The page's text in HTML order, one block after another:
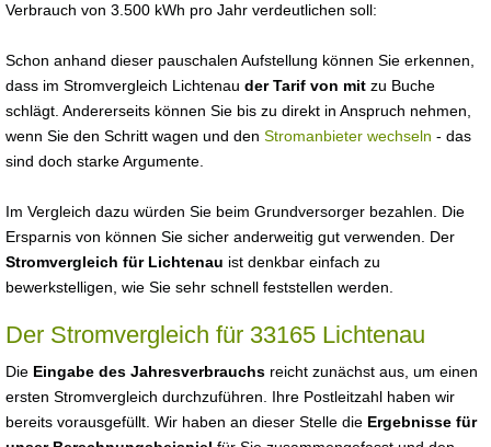
Verbrauch von 3.500 kWh pro Jahr verdeutlichen soll:
Schon anhand dieser pauschalen Aufstellung können Sie erkennen,
dass im Stromvergleich Lichtenau der Tarif von mit zu Buche
schlägt. Andererseits können Sie bis zu direkt in Anspruch nehmen,
wenn Sie den Schritt wagen und den Stromanbieter wechseln - das
sind doch starke Argumente.
Im Vergleich dazu würden Sie beim Grundversorger bezahlen. Die
Ersparnis von können Sie sicher anderweitig gut verwenden. Der
Stromvergleich für Lichtenau ist denkbar einfach zu
bewerkstelligen, wie Sie sehr schnell feststellen werden.
Der Stromvergleich für 33165 Lichtenau
Die Eingabe des Jahresverbrauchs reicht zunächst aus, um einen
ersten Stromvergleich durchzuführen. Ihre Postleitzahl haben wir
bereits vorausgefüllt. Wir haben an dieser Stelle die Ergebnisse für